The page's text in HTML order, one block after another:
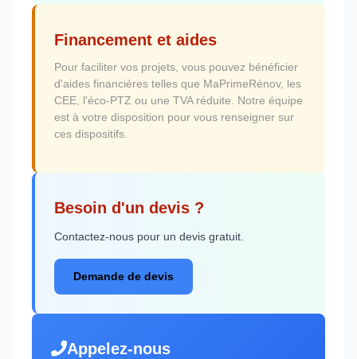
Financement et aides
Pour faciliter vos projets, vous pouvez bénéficier
d'aides financières telles que MaPrimeRénov, les
CEE, l'éco-PTZ ou une TVA réduite. Notre équipe
est à votre disposition pour vous renseigner sur
ces dispositifs.
Besoin d'un devis ?
Contactez-nous pour un devis gratuit.
Demande de devis
Appelez-nous